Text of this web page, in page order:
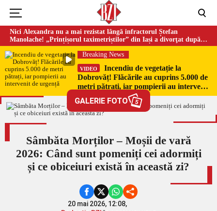
Nici Alexandra nu a mai rezistat lângă infractorul Ștefan
Manolache! „Prințișorul taximetriștilor” din Iași a divorţat după
doi ani de căsnicie
Breaking News
VIDEO
Incendiu de vegetație la
Dobrovăț! Flăcările au cuprins 5.000 de
metri pătrați, iar pompierii au intervenit
GALERIE FOTO 5
Sâmbăta Morților – Moșii de vară
2026: Când sunt pomeniți cei adormiți
și ce obiceiuri există în această zi?
20 mai 2026, 12:08,